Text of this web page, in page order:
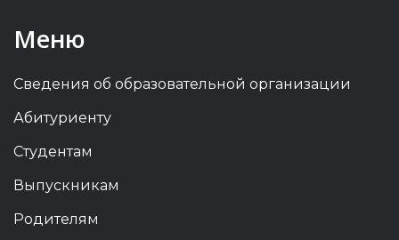
Меню
Сведения об образовательной организации
Абитуриенту
Студентам
Выпускникам
Родителям